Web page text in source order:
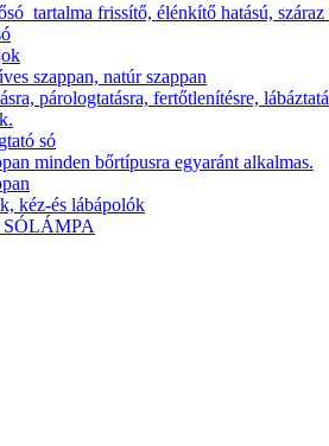
tartalma frissítő, élénkítő hatású,
szappan, natúr szappan
párologtatásra, fertőtlenítésre,
só
minden bőrtípusra egyaránt alkalmas.
kéz-és lábápolók